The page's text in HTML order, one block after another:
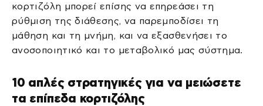
κορτιζόλη μπορεί επίσης να επηρεάσει τη
ρύθμιση της διάθεσης, να παρεμποδίσει τη
μάθηση και τη μνήμη, και να εξασθενήσει το
ανοσοποιητικό και το μεταβολικό μας σύστημα.
10 απλές στρατηγικές για να μειώσετε
τα επίπεδα κορτιζόλης